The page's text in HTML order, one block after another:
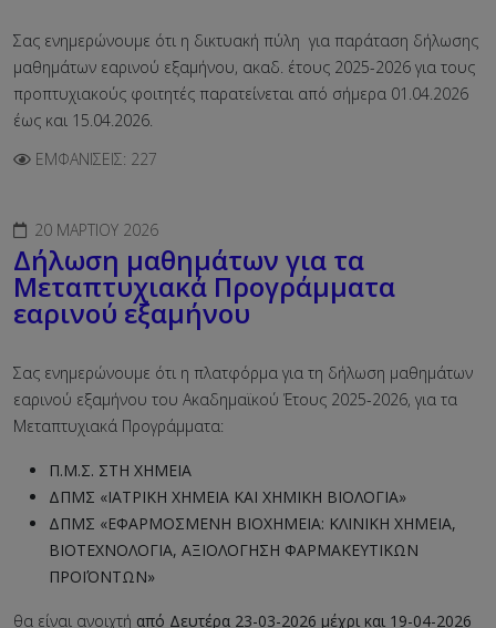
Σας ενημερώνουμε ότι η δικτυακή πύλη για παράταση δήλωσης
μαθημάτων εαρινού εξαμήνου, ακαδ. έτους 2025-2026 για τους
προπτυχιακούς φοιτητές παρατείνεται από σήμερα 01.04.2026
έως και 15.04.2026.
ΕΜΦΑΝΊΣΕΙΣ: 227
20 ΜΑΡΤΊΟΥ 2026
Δήλωση μαθημάτων για τα
Μεταπτυχιακά Προγράμματα
εαρινού εξαμήνου
Σας ενημερώνουμε ότι η πλατφόρμα για τη δήλωση μαθημάτων
εαρινού εξαμήνου του Ακαδημαϊκού Έτους 2025-2026, για τα
Μεταπτυχιακά Προγράμματα:
Π.Μ.Σ. ΣΤΗ ΧΗΜΕΙΑ
ΔΠΜΣ «ΙΑΤΡΙΚΗ ΧΗΜΕΙΑ ΚΑΙ ΧΗΜΙΚΗ ΒΙΟΛΟΓΙΑ»
ΔΠΜΣ «ΕΦΑΡΜΟΣΜΕΝΗ ΒΙΟΧΗΜΕΙΑ: ΚΛΙΝΙΚΗ ΧΗΜΕΙΑ,
ΒΙΟΤΕΧΝΟΛΟΓΙΑ, ΑΞΙΟΛΟΓΗΣΗ ΦΑΡΜΑΚΕΥΤΙΚΩΝ
ΠΡΟΪΌΝΤΩΝ»
θα είναι ανοιχτή από Δευτέρα 23-03-2026 μέχρι και 19-04-2026